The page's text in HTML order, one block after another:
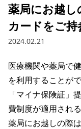
薬局にお越
カードをご
2024.02.21
医療機関や薬局で
を利用することがで
「マイナ保険証」
費制度が適用され
薬局にお越しの際